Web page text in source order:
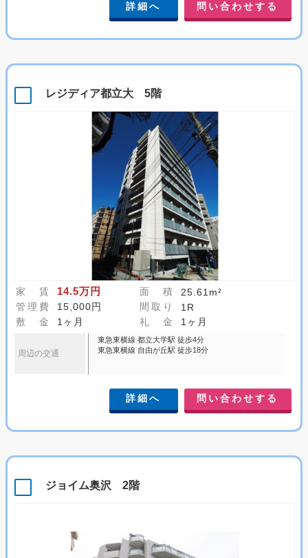
詳細へ 問い合わせする
レジディア都立大 5階
家 賃 14.5万円 面 積
25.61m²
管理費
15,000円 間取り
1R
敷 金
1ヶ月 礼 金 1ヶ月
周辺の交通
東急東横線 都立大学駅 徒歩4分
東急東横線 自由が丘駅 徒歩18分
詳細へ 問い合わせする
ジョイム奥沢 2階